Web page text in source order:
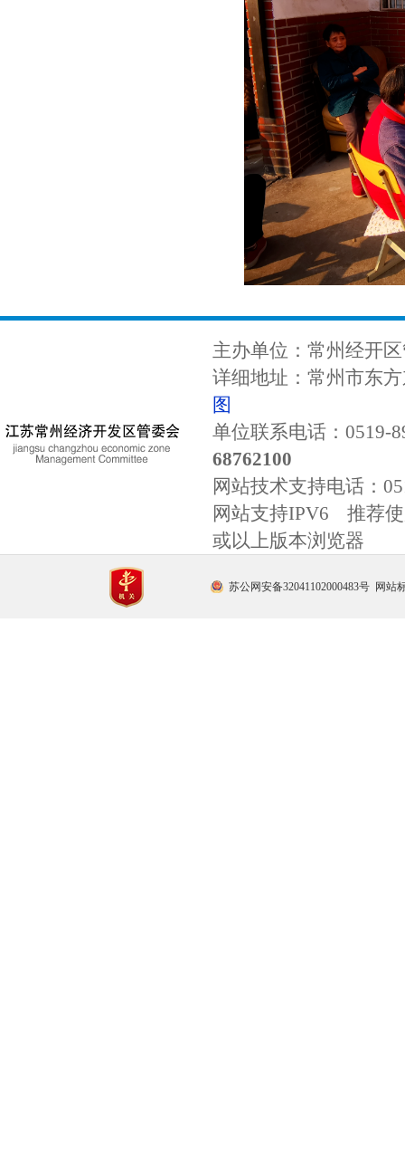
主办单位：常州经开
详细地址：常州市东
图
单位联系电话：0519-
68762100
网站技术支持电话：
网站支持IPV6 推荐使
或以上版本浏览器
苏公网安备32041102000483号 网站